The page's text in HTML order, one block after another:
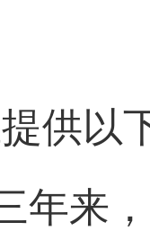
供以
年来